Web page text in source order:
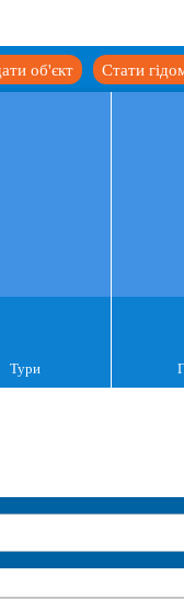
Стати
об'єкт
Тури